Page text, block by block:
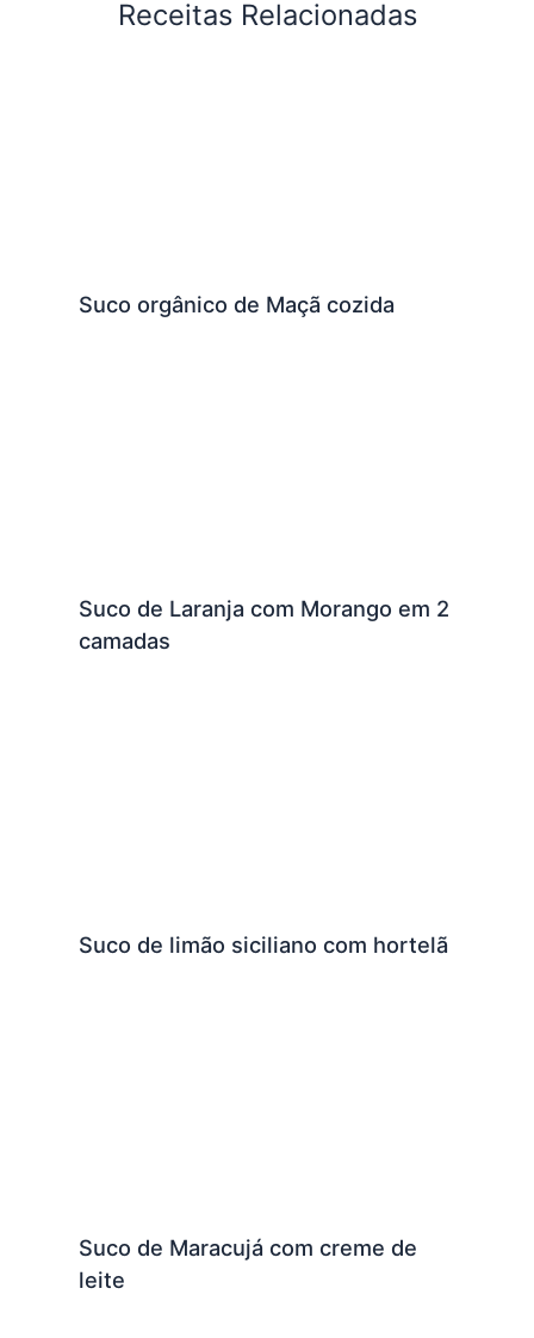
Receitas Relacionadas
Suco orgânico de Maçã cozida
Suco de Laranja com Morango em 2
camadas
Suco de limão siciliano com hortelã
Suco de Maracujá com creme de
leite